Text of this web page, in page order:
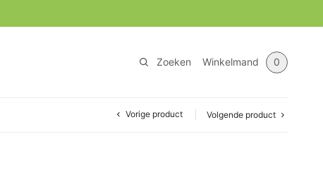
Zoeken Winkelmand 0
Vorige product Volgende product